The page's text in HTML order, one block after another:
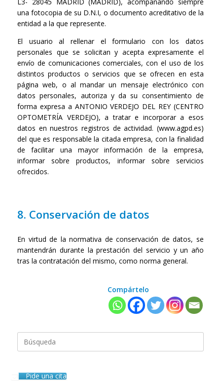
una fotocopia de su D.N.I, o documento acreditativo de la
entidad a la que represente.
El usuario al rellenar el formulario con los datos
personales que se solicitan y acepta expresamente el
envío de comunicaciones comerciales, con el uso de los
distintos productos o servicios que se ofrecen en esta
página web, o al mandar un mensaje electrónico con
datos personales, autoriza y da su consentimiento de
forma expresa a ANTONIO VERDEJO DEL REY (CENTRO
OPTOMETRÍA VERDEJO), a tratar e incorporar a esos
datos en nuestros registros de actividad. (www.agpd.es)
del que es responsable la citada empresa, con la finalidad
de facilitar una mayor información de la empresa,
informar sobre productos, informar sobre servicios
ofrecidos.
8. Conservación de datos
En virtud de la normativa de conservación de datos, se
mantendrán durante la prestación del servicio y un año
tras la contratación del mismo, como norma general.
Compártelo
Buscar:
Pide una cita